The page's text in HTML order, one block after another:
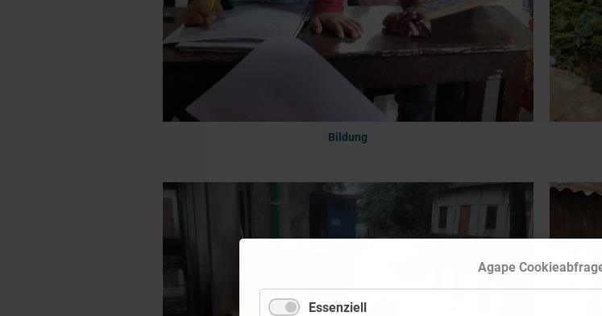
Bildung
Agape
Essenziell